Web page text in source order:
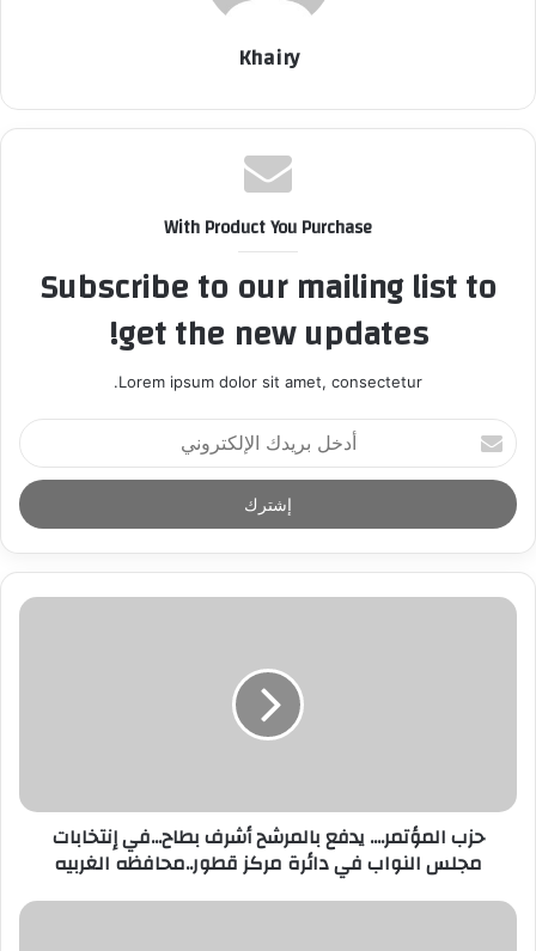
Khairy
With Product You Purchase
Subscribe to our mailing list to
get the new updates!
Lorem ipsum dolor sit amet, consectetur.
أ
د
خ
ل
ر
د
ر
حزب المؤتمر.... يدفع بالمرشح أشرف بطاح...في إنتخابات
مجلس النواب في دائرة مركز قطور..محافظه الغربيه